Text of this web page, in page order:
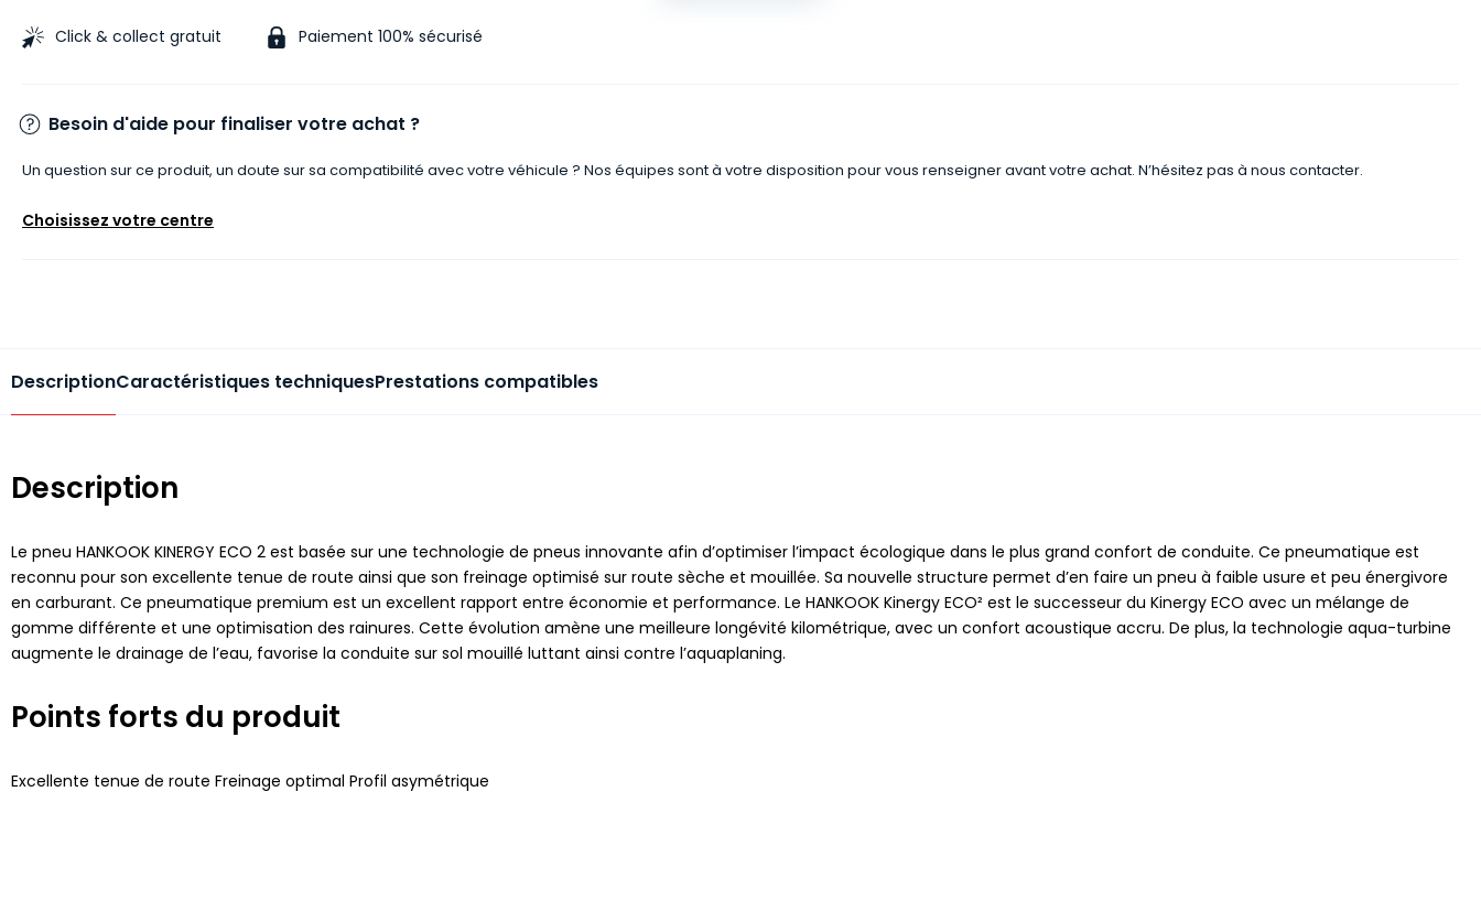
Click & collect gratuit Paiement 100% sécurisé
Besoin d'aide pour finaliser votre achat ?
Un question sur ce produit, un doute sur sa compatibilité avec votre véhicule ? Nos équipes sont à votre disposition pour vous renseigner avant votre achat. N’hésitez pas à nous contacter.
Choisissez votre centre
DescriptionCaractéristiques techniquesPrestations compatibles
Description
Le pneu HANKOOK KINERGY ECO 2 est basée sur une technologie de pneus innovante afin d’optimiser l’impact écologique dans le plus grand confort de conduite. Ce pneumatique est
reconnu pour son excellente tenue de route ainsi que son freinage optimisé sur route sèche et mouillée. Sa nouvelle structure permet d’en faire un pneu à faible usure et peu énergivore
en carburant. Ce pneumatique premium est un excellent rapport entre économie et performance. Le HANKOOK Kinergy ECO² est le successeur du Kinergy ECO avec un mélange de
gomme différente et une optimisation des rainures. Cette évolution amène une meilleure longévité kilométrique, avec un confort acoustique accru. De plus, la technologie aqua-turbine
augmente le drainage de l’eau, favorise la conduite sur sol mouillé luttant ainsi contre l’aquaplaning.
Points forts du produit
Excellente tenue de route Freinage optimal Profil asymétrique